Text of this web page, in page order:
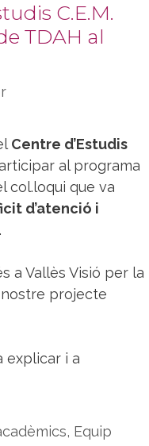
C.E.M.
TDAH al
Centre d’Estudis
al programa
col.loqui que va
d’atenció i
a Vallès Visió per la
projecte
explicar i a
, Equip